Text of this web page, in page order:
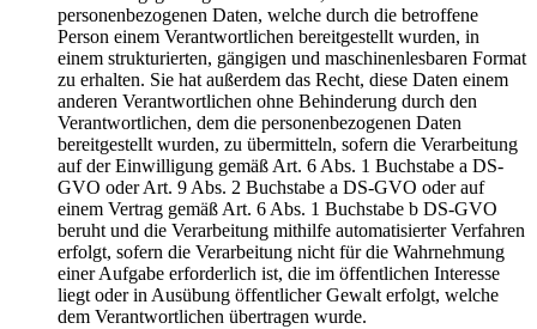
personenbezogenen Daten, welche durch die betroffene
Person einem Verantwortlichen bereitgestellt wurden, in
einem strukturierten, gängigen und maschinenlesbaren Format
zu erhalten. Sie hat außerdem das Recht, diese Daten einem
anderen Verantwortlichen ohne Behinderung durch den
Verantwortlichen, dem die personenbezogenen Daten
bereitgestellt wurden, zu übermitteln, sofern die Verarbeitung
auf der Einwilligung gemäß Art. 6 Abs. 1 Buchstabe a DS-
GVO oder Art. 9 Abs. 2 Buchstabe a DS-GVO oder auf
einem Vertrag gemäß Art. 6 Abs. 1 Buchstabe b DS-GVO
beruht und die Verarbeitung mithilfe automatisierter Verfahren
erfolgt, sofern die Verarbeitung nicht für die Wahrnehmung
einer Aufgabe erforderlich ist, die im öffentlichen Interesse
liegt oder in Ausübung öffentlicher Gewalt erfolgt, welche
dem Verantwortlichen übertragen wurde.